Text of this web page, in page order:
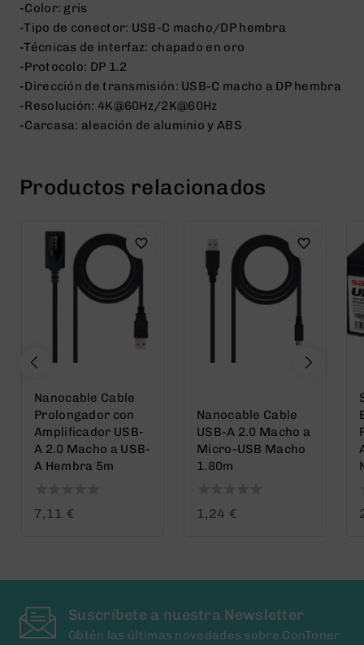
-Color: gris
-Tipo de conector: USB-C macho/DP hembra
-Técnicas de interfaz: chapado en oro
-Protocolo: DP 1.2
-Dirección de transmisión: USB-C macho a DP hembra
-Resolución: 4K@60Hz/2K@60Hz
-Carcasa: aleación de aluminio y ABS
Productos relacionados
Nanocable Cable
Prolongador con
Amplificador USB-
A 2.0 Macho a USB-
A Hembra 5m
0
7,11 €
Nanocable Cable
USB-A 2.0 Macho a
Micro-USB Macho
1.80m
0
1,24 €
0
Suscríbete a nuestra Newsletter
Obtén las últimas novedades sobre ConToner